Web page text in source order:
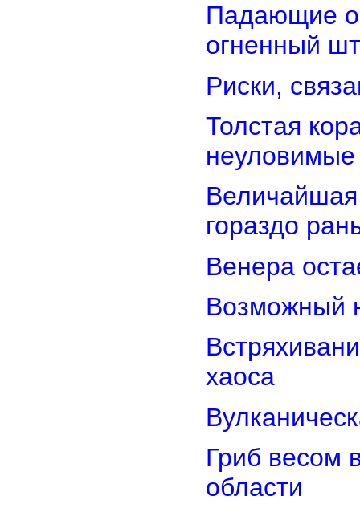
Падающие
огненный
Риски,
Толстая
Величайшая
гораздо
Венера
Возможный
хаоса
Гриб весом
области